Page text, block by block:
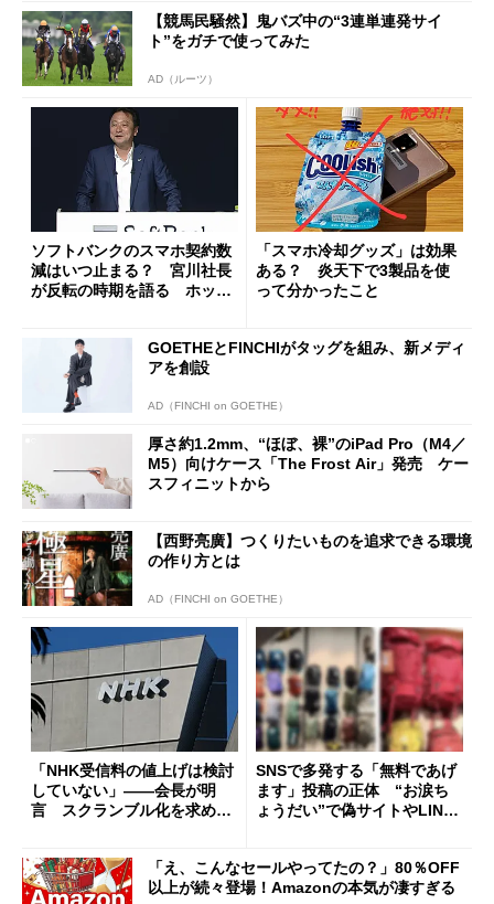
【競馬民騒然】鬼バズ中の“3連単連発サイ
ト”をガチで使ってみた
AD（ルーツ）
ソフトバンクのスマホ契約数
減はいつ止まる？ 宮川社長
が反転の時期を語る ホッピ
「スマホ冷却グッズ」は効果
ある？ 炎天下で3製品を使
って分かったこと
GOETHEとFINCHIがタッグを組み、新メディ
アを創設
AD（FINCHI on GOETHE）
厚さ約1.2mm、“ほぼ、裸”のiPad Pro（M4／
M5）向けケース「The Frost Air」発売 ケー
スフィニットから
【西野亮廣】つくりたいものを追求できる環境
の作り方とは
AD（FINCHI on GOETHE）
「NHK受信料の値上げは検討
していない」――会長が明
言 スクランブル化を求める
SNSで多発する「無料であげ
ます」投稿の正体 “お涙ち
ょうだい”で偽サイトやLINE
「え、こんなセールやってたの？」80％OFF
以上が続々登場！Amazonの本気が凄すぎる